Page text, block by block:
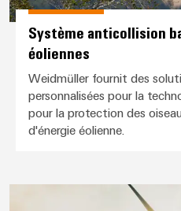
Système anticollision
éoliennes
Weidmüller fournit des
personnalisées pour la
pour la protection des
d'énergie éolienne.